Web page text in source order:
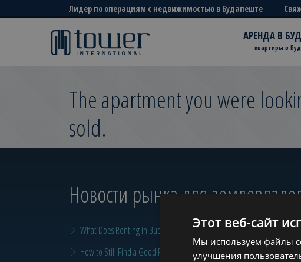
Лидер по операциям с недвижимостью в Будапеште
АРЕНДА В
квартиры в
The apartment you were
sold.
Новости рынка для
What Does Renting in Budapest Really Cost?
How to Still Find a Good Rental in Budapest at the End of August
Этот веб-сайт
Мы используем файлы
улучшения